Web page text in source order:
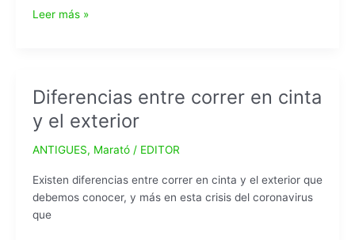
EWR
Leer más »
Diferencias entre correr en cinta
y el exterior
ANTIGUES, Marató/ EDITOR
Existen diferencias entre correr en cinta y el exterior que
debemos conocer, y más en esta crisis del coronavirus
que